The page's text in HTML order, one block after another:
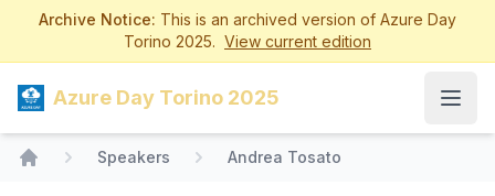
Archive Notice: This is an archived version of Azure Day
Torino 2025. View current edition
Azure Day Torino 2025
Speakers Andrea Tosato